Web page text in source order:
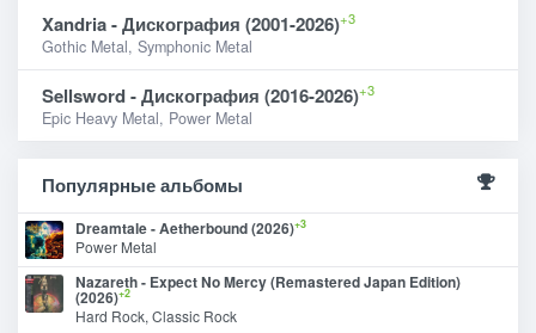
Xandria - Дискография (2001-2026)+3
Gothic Metal, Symphonic Metal
Sellsword - Дискография (2016-2026)+3
Epic Heavy Metal, Power Metal
Популярные альбомы
Dreamtale - Aetherbound (2026)+3
Power Metal
Nazareth - Expect No Mercy (Remastered Japan Edition)
(2026)+2
Hard Rock, Classic Rock